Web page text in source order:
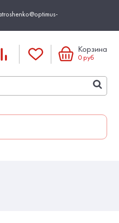
Корзина
0руб